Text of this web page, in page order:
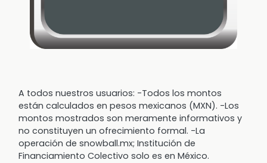
A todos nuestros usuarios: -Todos los montos
están calculados en pesos mexicanos (MXN). -Los
montos mostrados son meramente informativos y
no constituyen un ofrecimiento formal. -La
operación de snowball.mx; Institución de
Financiamiento Colectivo solo es en México.